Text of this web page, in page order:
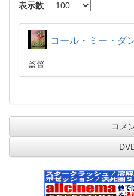
表示数
コール・ミー・ダ
監督
コメ